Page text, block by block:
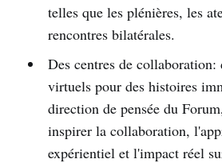
telles que les plénières, les
rencontres bilatérales.
Des centres de collaboration:
virtuels pour des histoires
direction de pensée du
inspirer la collaboration,
expérientiel et l'impact réel